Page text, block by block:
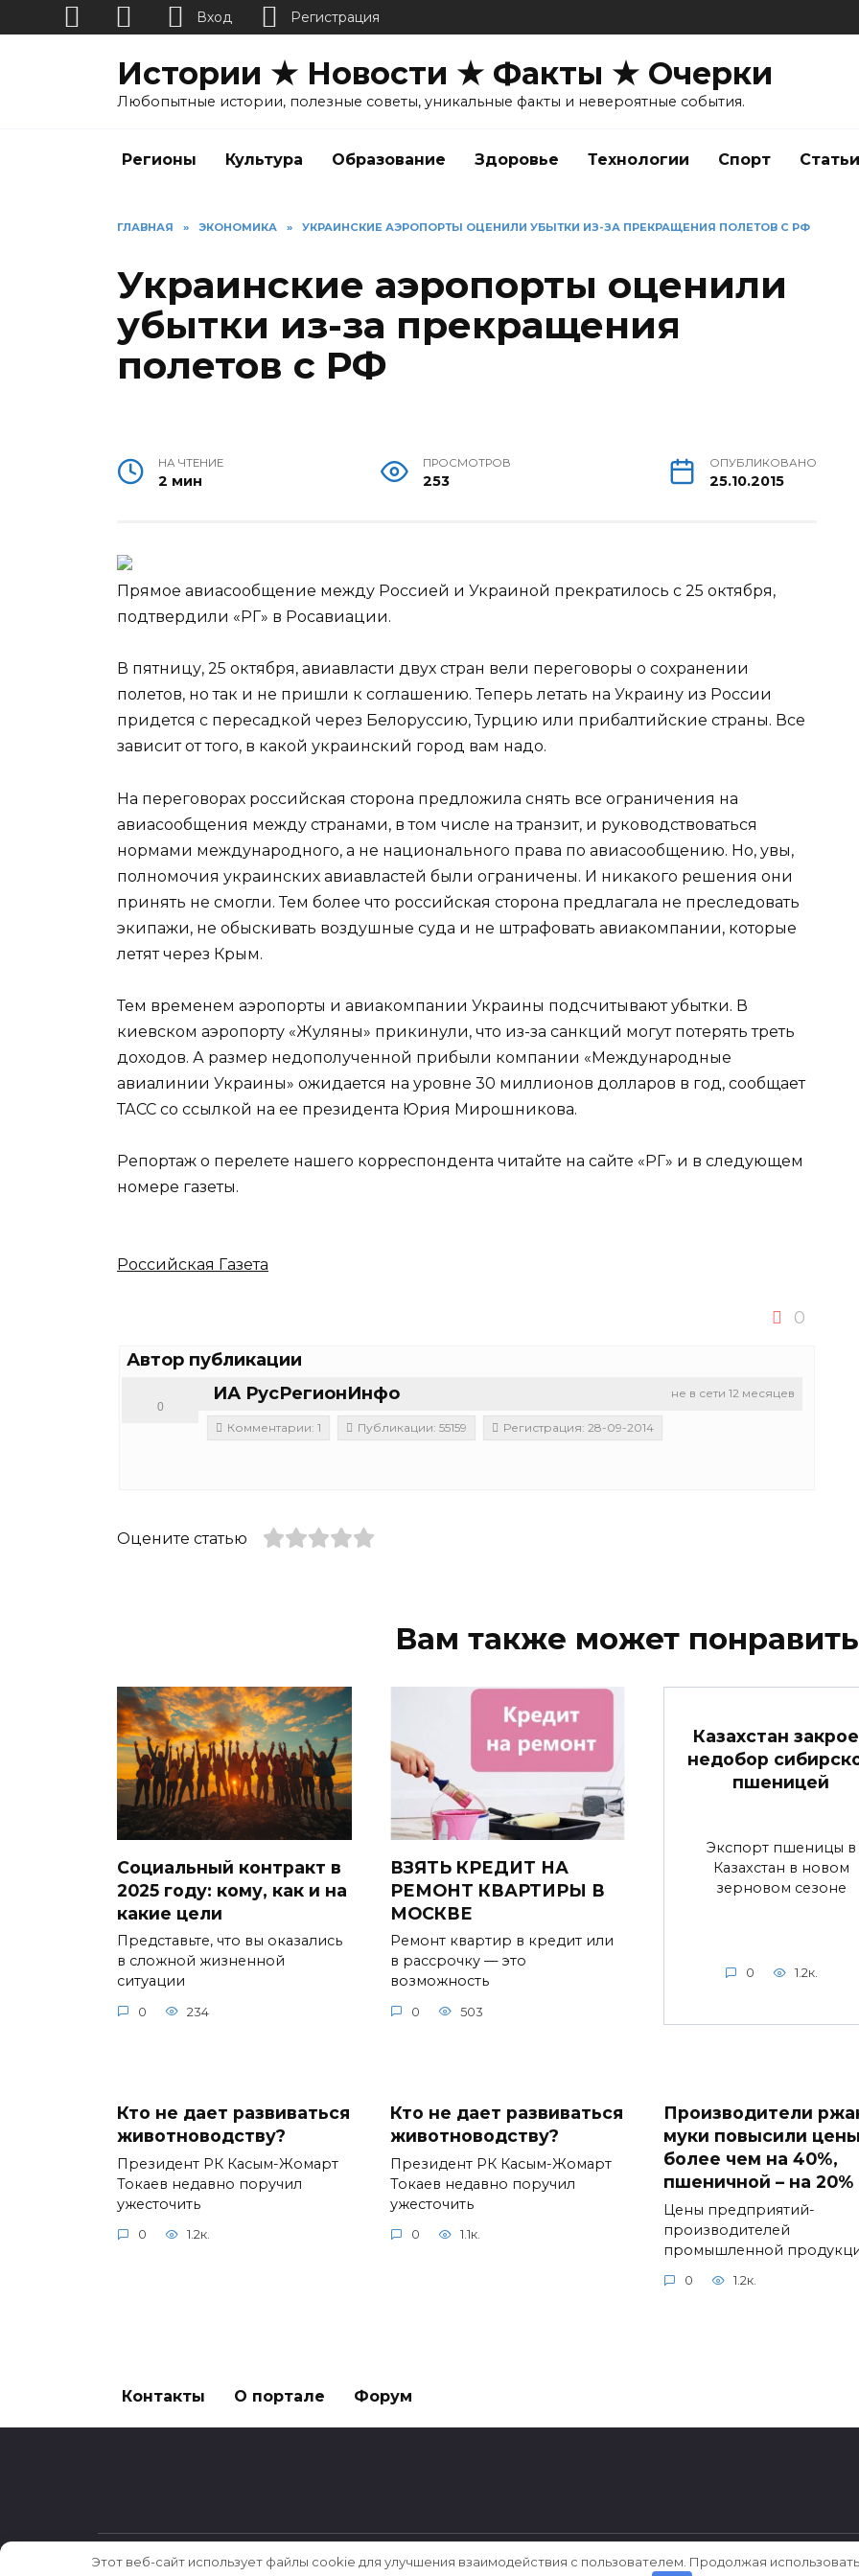
Истории ★ Новости ★ Факты ★ Очерки
Любопытные истории, полезные советы, уникальные факты и невероятные события.
Регионы Культура Образование Здоровье Технологии Спорт Статьи
ГЛАВНАЯ » ЭКОНОМИКА » УКРАИНСКИЕ АЭРОПОРТЫ ОЦЕНИЛИ УБЫТКИ ИЗ-ЗА ПРЕКРАЩЕНИЯ ПОЛЕТОВ С РФ
Украинские аэропорты оценили
убытки из-за прекращения
полетов с РФ
НА ЧТЕНИЕ
2 мин
ПРОСМОТРОВ
253
ОПУБЛИКОВАНО
25.10.2015
Прямое авиасообщение между Россией и Украиной прекратилось с 25 октября,
подтвердили «РГ» в Росавиации.
В пятницу, 25 октября, авиавласти двух стран вели переговоры о сохранении
полетов, но так и не пришли к соглашению. Теперь летать на Украину из России
придется с пересадкой через Белоруссию, Турцию или прибалтийские страны. Все
зависит от того, в какой украинский город вам надо.
На переговорах российская сторона предложила снять все ограничения на
авиасообщения между странами, в том числе на транзит, и руководствоваться
нормами международного, а не национального права по авиасообщению. Но, увы,
полномочия украинских авиавластей были ограничены. И никакого решения они
принять не смогли. Тем более что российская сторона предлагала не преследовать
экипажи, не обыскивать воздушные суда и не штрафовать авиакомпании, которые
летят через Крым.
Тем временем аэропорты и авиакомпании Украины подсчитывают убытки. В
киевском аэропорту «Жуляны» прикинули, что из-за санкций могут потерять треть
доходов. А размер недополученной прибыли компании «Международные
авиалинии Украины» ожидается на уровне 30 миллионов долларов в год, сообщает
ТАСС со ссылкой на ее президента Юрия Мирошникова.
Репортаж о перелете нашего корреспондента читайте на сайте «РГ» и в следующем
номере газеты.
Российская Газета
0
Автор публикации
не в сети 12 месяцев
ИА РусРегионИнфо
0
Комментарии: 1 Публикации: 55159 Регистрация: 28-09-2014
Оцените статью
Вам также может
Социальный контракт в
2025 году: кому, как и на
какие цели
Представьте, что вы оказались
в сложной жизненной
ситуации
0 234
ВЗЯТЬ КРЕДИТ НА
РЕМОНТ КВАРТИРЫ В
МОСКВЕ
Ремонт квартир в кредит или
в рассрочку — это
возможность
0 503
Казахстан
недобор
пшеницей
Экспорт пшеницы в
Казахстан в новом
зерновом сезоне
0 1.2к.
Кто не дает развиваться
животноводству?
Президент РК Касым-Жомарт
Токаев недавно поручил
ужесточить
0 1.2к.
Кто не дает развиваться
животноводству?
Президент РК Касым-Жомарт
Токаев недавно поручил
ужесточить
0 1.1к.
Производители
муки повысили
более чем на 40%,
пшеничной – на 20%
Цены предприятий-
производителей
промышленной
0 1.2к.
Контакты О портале Форум
Вход Регистрация
Этот веб-сайт использует файлы cookie для улучшения взаимодействия с пользователем. Продолжая